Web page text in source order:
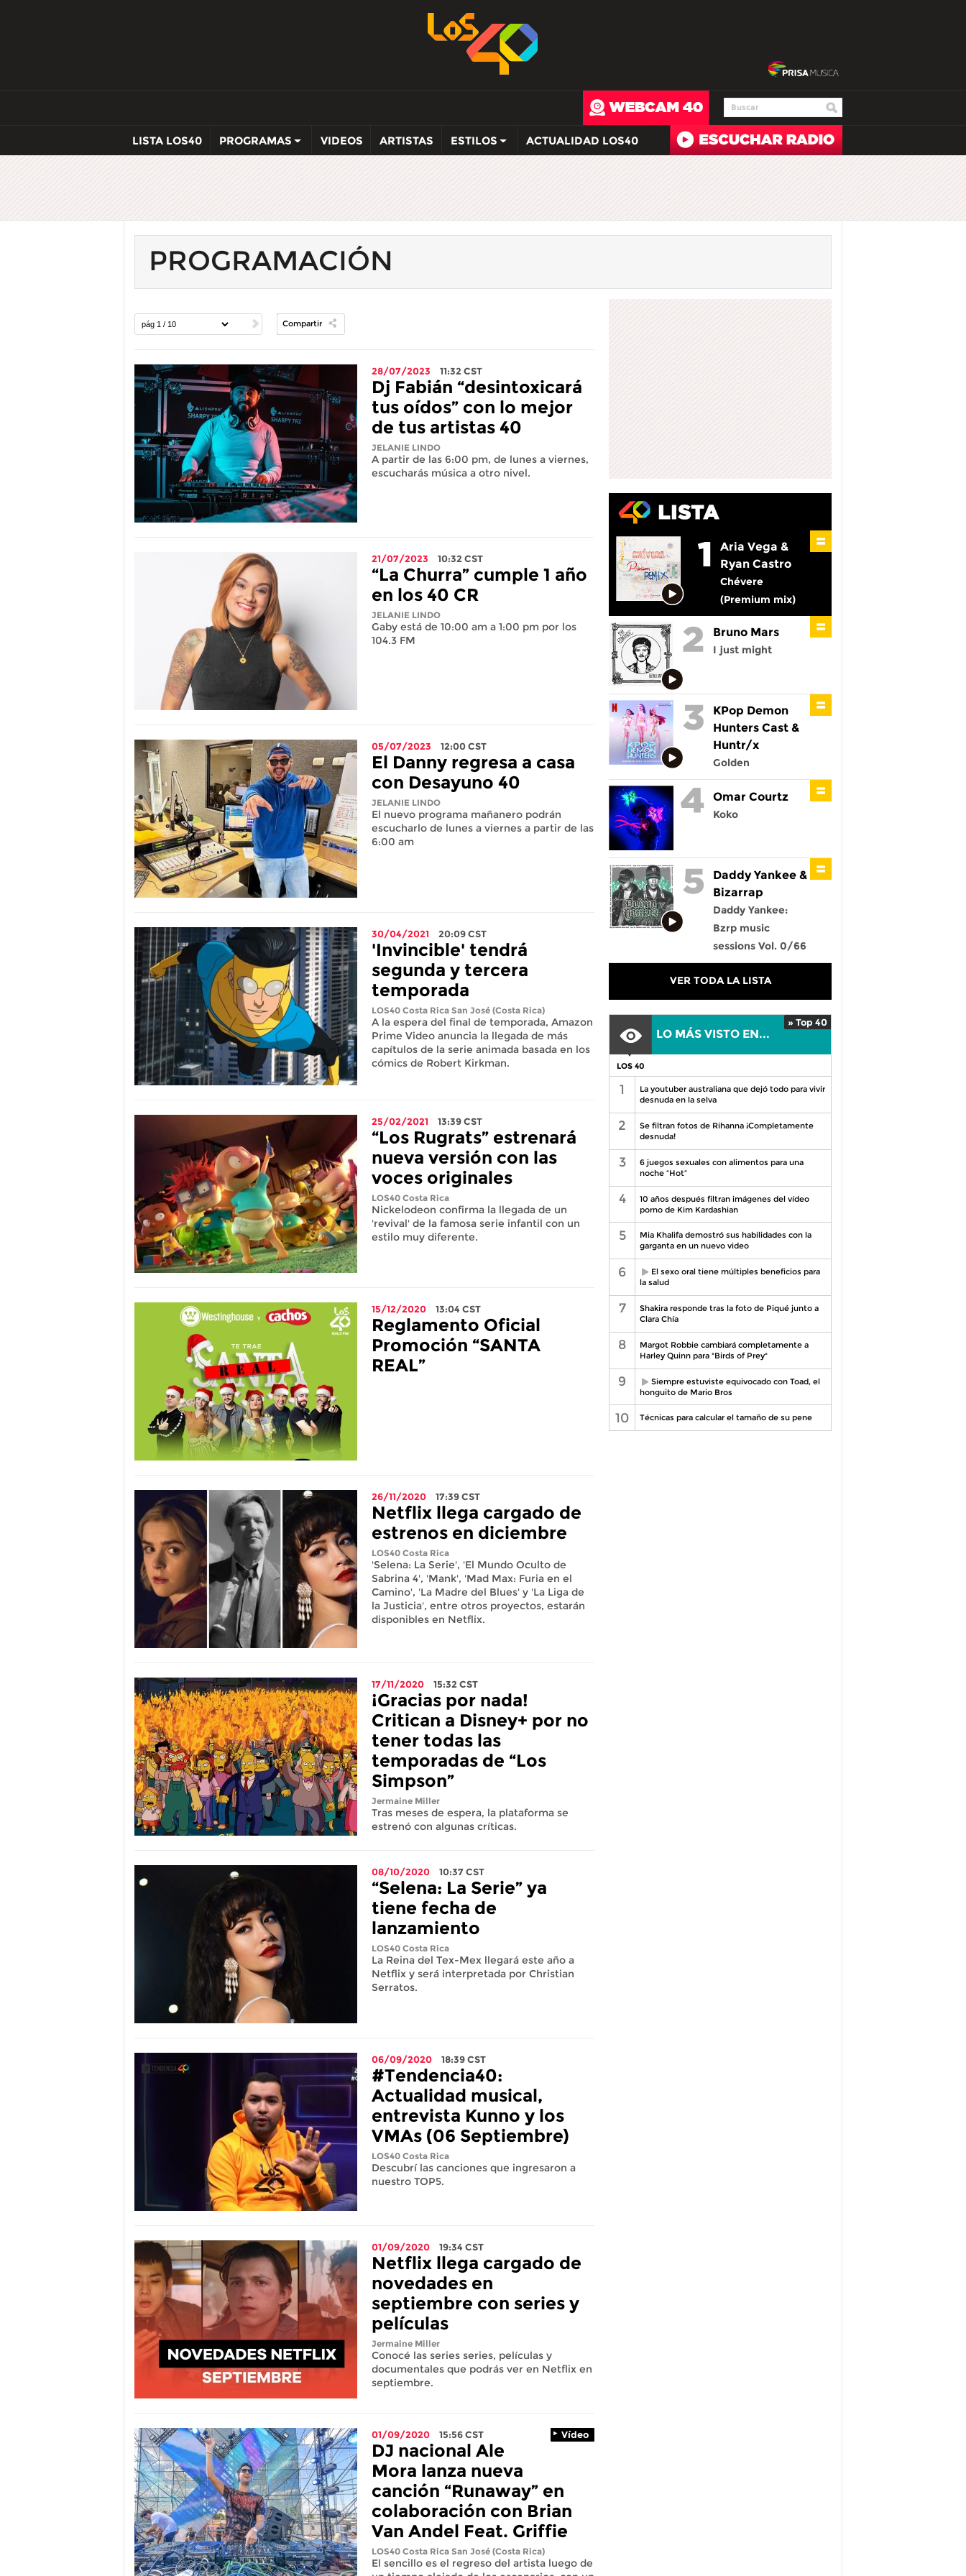
LISTA LOS40 PROGRAMAS VIDEOS ARTISTAS ESTILOS ACTUALIDAD LOS40
PROGRAMACIÓN
Compartir
28/07/2023 11:32 CST
Dj Fabián “desintoxicará
tus oídos” con lo mejor
de tus artistas 40
JELANIE LINDO
A partir de las 6:00 pm, de lunes a viernes,
escucharás música a otro nivel.
21/07/2023 10:32 CST
“La Churra” cumple 1 año
en los 40 CR
JELANIE LINDO
Gaby está de 10:00 am a 1:00 pm por los
104.3 FM
05/07/2023 12:00CST
El Danny regresa a casa
con Desayuno 40
JELANIE LINDO
El nuevo programa mañanero podrán
escucharlo de lunes a viernes a partir de las
6:00 am
30/04/2021 20:09CST
'Invincible' tendrá
segunda y tercera
temporada
LOS40 Costa Rica San José (Costa Rica)
A la espera del final de temporada, Amazon
Prime Video anuncia la llegada de más
capítulos de la serie animada basada en los
cómics de Robert Kirkman.
25/02/2021 13:39CST
“Los Rugrats” estrenará
nueva versión con las
voces originales
LOS40 Costa Rica
Nickelodeon confirma la llegada de un
'revival' de la famosa serie infantil con un
estilo muy diferente.
15/12/2020 13:04 CST
Reglamento Oficial
Promoción “SANTA
REAL”
26/11/2020 17:39CST
Netflix llega cargado de
estrenos en diciembre
LOS40 Costa Rica
'Selena: La Serie', 'El Mundo Oculto de
Sabrina 4', 'Mank', 'Mad Max: Furia en el
Camino', 'La Madre del Blues' y 'La Liga de
la Justicia', entre otros proyectos, estarán
disponibles en Netflix.
17/11/2020 15:32 CST
¡Gracias por nada!
Critican a Disney+ por no
tener todas las
temporadas de “Los
Simpson”
Jermaine Miller
Tras meses de espera, la plataforma se
estrenó con algunas críticas.
08/10/2020 10:37CST
“Selena: La Serie” ya
tiene fecha de
lanzamiento
LOS40 Costa Rica
La Reina del Tex-Mex llegará este año a
Netflix y será interpretada por Christian
Serratos.
06/09/2020 18:39CST
#Tendencia40:
Actualidad musical,
entrevista Kunno y los
VMAs (06 Septiembre)
LOS40 Costa Rica
Descubrí las canciones que ingresaron a
nuestro TOP5.
01/09/2020 19:34 CST
Netflix llega cargado de
novedades en
septiembre con series y
películas
Jermaine Miller
Conocé las series series, películas y
documentales que podrás ver en Netflix en
septiembre.
01/09/2020 15:56CST Vídeo
DJ nacional Ale
Mora lanza nueva
canción “Runaway” en
colaboración con Brian
Van Andel Feat. Griffie
LOS40 Costa Rica San José (Costa Rica)
El sencillo es el regreso del artista luego de
Aria Vega &
Ryan Castro
Chévere
(Premium mix)
Bruno Mars
I just might
KPop Demon
Hunters Cast &
Huntr/x
Golden
Omar Courtz
Koko
Daddy Yankee &
Bizarrap
Daddy Yankee:
Bzrp music
sessions Vol. 0/66
VER TODA LA LISTA
LO MÁS VISTO EN...
» Top 40
LOS 40
1
La youtuber australiana que dejó todo para vivir
desnuda en la selva
2
Se filtran fotos de Rihanna ¡Completamente
desnuda!
3
6 juegos sexuales con alimentos para una
noche “Hot”
4
10 años después filtran imágenes del vídeo
porno de Kim Kardashian
5
Mia Khalifa demostró sus habilidades con la
garganta en un nuevo video
6
El sexo oral tiene múltiples beneficios para
la salud
7
Shakira responde tras la foto de Piqué junto a
Clara Chía
8
Margot Robbie cambiará completamente a
Harley Quinn para "Birds of Prey"
9
Siempre estuviste equivocado con Toad, el
honguito de Mario Bros
10 Técnicas para calcular el tamaño de su pene